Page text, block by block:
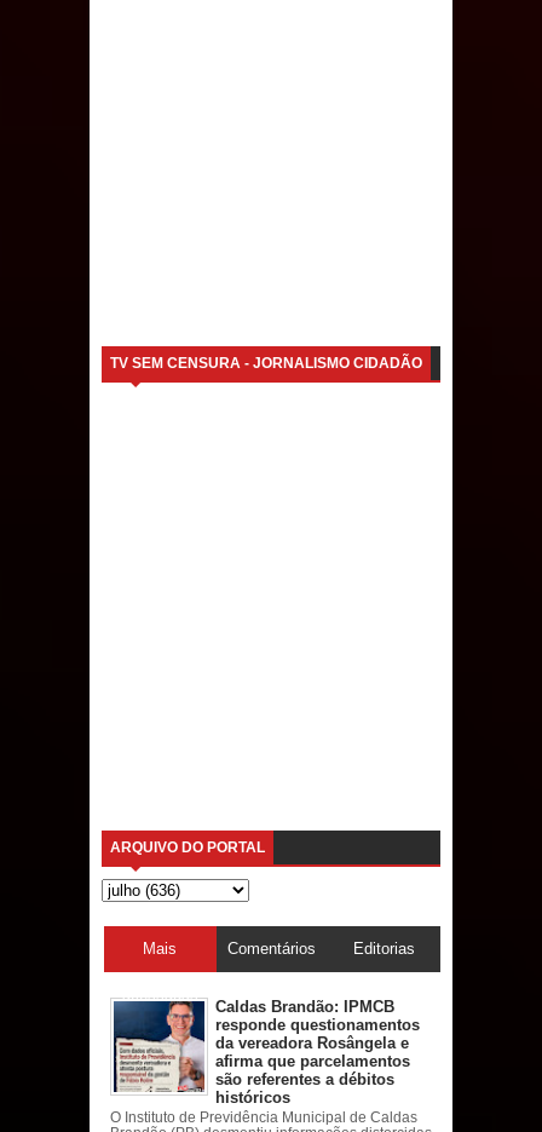
TV SEM CENSURA - JORNALISMO CIDADÃO
ARQUIVO DO PORTAL
Mais
acessadas
Comentários Editorias
Caldas Brandão: IPMCB
responde questionamentos
da vereadora Rosângela e
afirma que parcelamentos
são referentes a débitos
históricos
O Instituto de Previdência Municipal de Caldas